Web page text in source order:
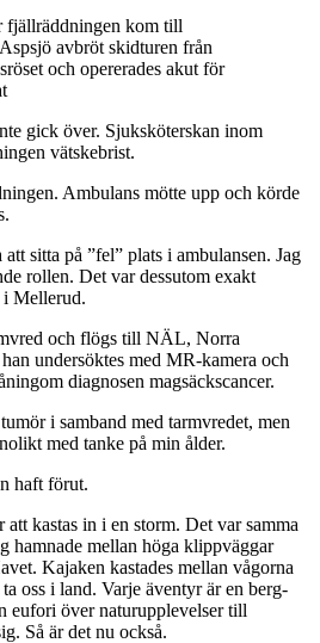
fjällräddningen kom till
avbröt skidturen från
och opererades akut för
gick över. Sjuksköterskan inom
vätskebrist.
Ambulans mötte upp och körde
sitta på ”fel” plats i ambulansen. Jag
rollen. Det var dessutom exakt
i Mellerud.
och flögs till NÄL, Norra
undersöktes med MR-kamera och
diagnosen magsäckscancer.
i samband med tarmvredet, men
med tanke på min ålder.
haft förut.
kastas in i en storm. Det var samma
hamnade mellan höga klippväggar
Kajaken kastades mellan vågorna
oss i land. Varje äventyr är en berg-
eufori över naturupplevelser till
Så är det nu också.